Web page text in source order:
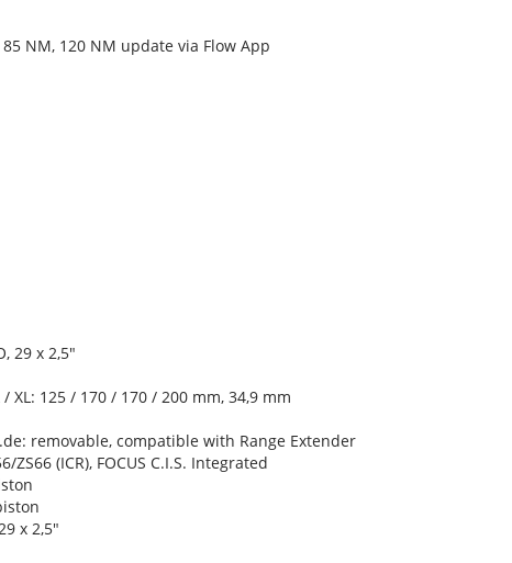
NM, 120 NM update via Flow App
29 x 2,5"
XL: 125 / 170 / 170 / 200 mm, 34,9 mm
removable, compatible with Range Extender
(ICR), FOCUS C.I.S. Integrated
x 2,5"